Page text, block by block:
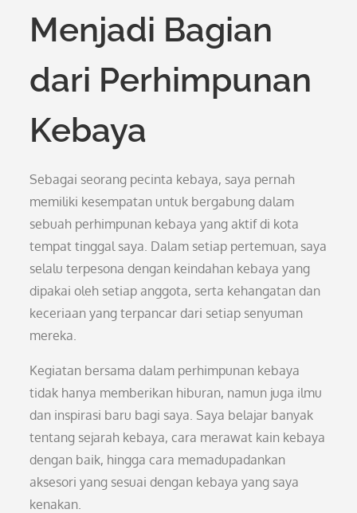
Menjadi Bagian
dari Perhimpunan
Kebaya
Sebagai seorang pecinta kebaya, saya pernah
memiliki kesempatan untuk bergabung dalam
sebuah perhimpunan kebaya yang aktif di kota
tempat tinggal saya. Dalam setiap pertemuan, saya
selalu terpesona dengan keindahan kebaya yang
dipakai oleh setiap anggota, serta kehangatan dan
keceriaan yang terpancar dari setiap senyuman
mereka.
Kegiatan bersama dalam perhimpunan kebaya
tidak hanya memberikan hiburan, namun juga ilmu
dan inspirasi baru bagi saya. Saya belajar banyak
tentang sejarah kebaya, cara merawat kain kebaya
dengan baik, hingga cara memadupadankan
aksesori yang sesuai dengan kebaya yang saya
kenakan.